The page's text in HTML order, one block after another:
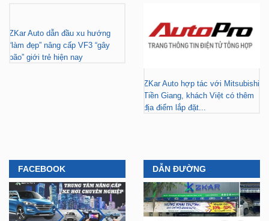
ZKar Auto dẫn đầu xu hướng
“làm đẹp” nâng cấp VF3 “gây
bão” giới trẻ hiện nay
ZKar Auto hợp tác với Mitsubishi
Tiền Giang, khách Việt có thêm
địa điểm lắp đặt...
FACEBOOK DẪN ĐƯỜNG